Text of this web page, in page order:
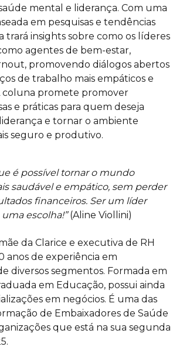
mental e liderança. Com uma
em pesquisas e tendências
trará insights sobre como os líderes
agentes de bem-estar,
promovendo diálogos abertos
de trabalho mais empáticos e
coluna promete promover
e práticas para quem deseja
e tornar o ambiente
seguro e produtivo.
é possível tornar o mundo
saudável e empático, sem perder
financeiros. Ser um líder
escolha!”(Aline Viollini)
da Clarice e executiva de RH
anos de experiência em
diversos segmentos. Formada em
em Educação, possui ainda
em negócios. É uma das
de Embaixadores de Saúde
que está na sua segunda